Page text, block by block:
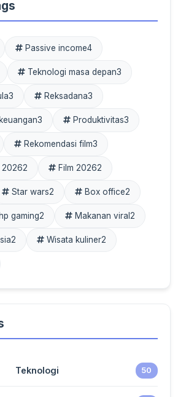
Passive income4
Teknologi masa depan3
3 Reksadana3
3 Produktivitas3
Rekomendasi film3
20262 Film 20262
Star wars2 Box office2
gaming2 Makanan viral 2
2 Wisata kuliner2
Teknologi 50